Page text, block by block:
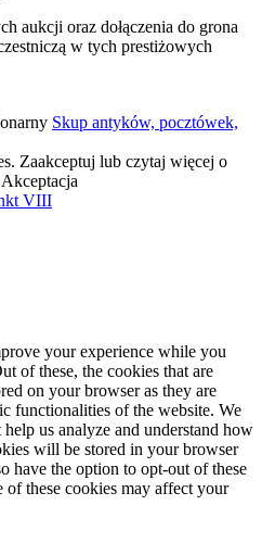
aukcji oraz dołączenia do grona
w tych prestiżowych
Skup antyków, pocztówek,
Zaakceptuj lub czytaj więcej o
Akceptacja
VIII
your experience while you
of these, the cookies that are
on your browser as they are
functionalities of the website. We
us analyze and understand how
will be stored in your browser
have the option to opt-out of these
these cookies may affect your